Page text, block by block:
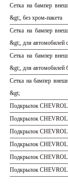
Сетка на бампер
&gt;, без хром-пакета
Сетка на бампер
&gt;, для автомобилей
Сетка на бампер
&gt;, для автомобилей
Сетка на бампер
&gt;
Подкрылок
Подкрылок
Подкрылок
Подкрылок
Подкрылок
Подкрылок